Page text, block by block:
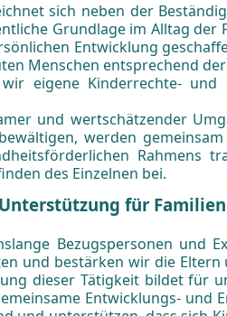
sich neben der
Grundlage im Alltag
Entwicklung
Menschen entsprechend
eigene Kinderrechte-
und wertschätzender
werden
Rahmens
des Einzelnen bei.
für Familien
Bezugspersonen und
und bestärken wir die
dieser Tätigkeit bildet für
Entwicklungs- und